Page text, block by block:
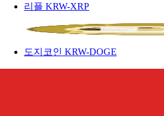
리플 KRW-XRP
도지코인 KRW-DOGE